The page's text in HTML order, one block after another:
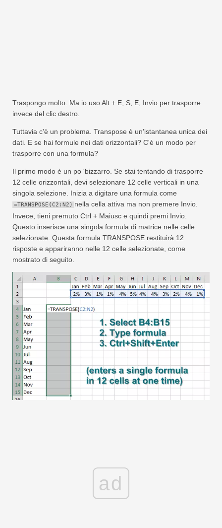
Traspongo molto. Ma io uso Alt + E, S, E, Invio per trasporre
invece del clic destro.
Tuttavia c'è un problema. Transpose è un'istantanea unica dei
dati. E se hai formule nei dati orizzontali? C'è un modo per
trasporre con una formula?
Il primo modo è un po 'bizzarro. Se stai tentando di trasporre
12 celle orizzontali, devi selezionare 12 celle verticali in una
singola selezione. Inizia a digitare una formula come
=TRANSPOSE(C2:N2) nella cella attiva ma non premere Invio.
Invece, tieni premuto Ctrl + Maiusc e quindi premi Invio.
Questo inserisce una singola formula di matrice nelle celle
selezionate. Questa formula TRANSPOSE restituirà 12
risposte e appariranno nelle 12 celle selezionate, come
mostrato di seguito.
ad